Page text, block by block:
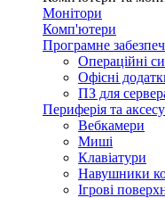
Монітори
Комп'ютери
Програмне
Операційні
Офісні
ПЗ для
Периферія та
Вебкамери
Миші
Клавіатури
Навушники
Ігрові